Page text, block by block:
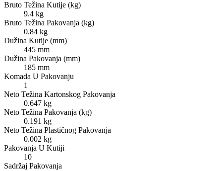
Bruto Težina Kutije (kg)
9.4 kg
Bruto Težina Pakovanja (kg)
0.84 kg
Dužina Kutije (mm)
445 mm
Dužina Pakovanja (mm)
185 mm
Komada U Pakovanju
1
Neto Težina Kartonskog Pakovanja
0.647 kg
Neto Težina Pakovanja (kg)
0.191 kg
Neto Težina Plastičnog Pakovanja
0.002 kg
Pakovanja U Kutiji
10
Sadržaj Pakovanja